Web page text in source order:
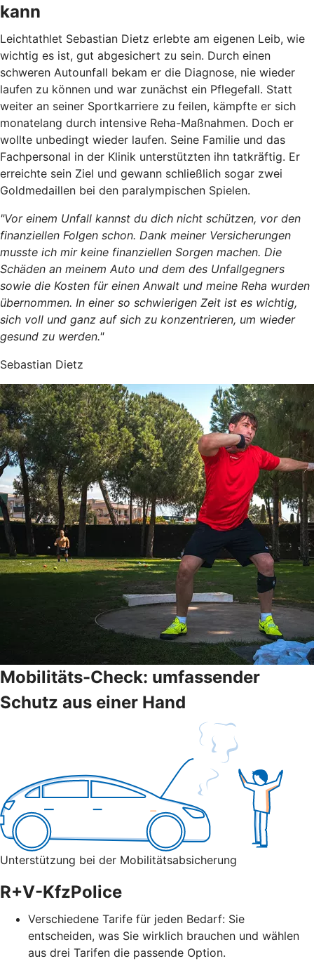
kann
Leichtathlet Sebastian Dietz erlebte am eigenen Leib, wie
wichtig es ist, gut abgesichert zu sein. Durch einen
schweren Autounfall bekam er die Diagnose, nie wieder
laufen zu können und war zunächst ein Pflegefall. Statt
weiter an seiner Sportkarriere zu feilen, kämpfte er sich
monatelang durch intensive Reha-Maßnahmen. Doch er
wollte unbedingt wieder laufen. Seine Familie und das
Fachpersonal in der Klinik unterstützten ihn tatkräftig. Er
erreichte sein Ziel und gewann schließlich sogar zwei
Goldmedaillen bei den paralympischen Spielen.
"Vor einem Unfall kannst du dich nicht schützen, vor den
finanziellen Folgen schon. Dank meiner Versicherungen
musste ich mir keine finanziellen Sorgen machen. Die
Schäden an meinem Auto und dem des Unfallgegners
sowie die Kosten für einen Anwalt und meine Reha wurden
übernommen. In einer so schwierigen Zeit ist es wichtig,
sich voll und ganz auf sich zu konzentrieren, um wieder
gesund zu werden."
Sebastian Dietz
Mobilitäts-Check: umfassender
Schutz aus einer Hand
Unterstützung bei der Mobilitätsabsicherung
R+V-KfzPolice
Verschiedene Tarife für jeden Bedarf: Sie
entscheiden, was Sie wirklich brauchen und wählen
aus drei Tarifen die passende Option.